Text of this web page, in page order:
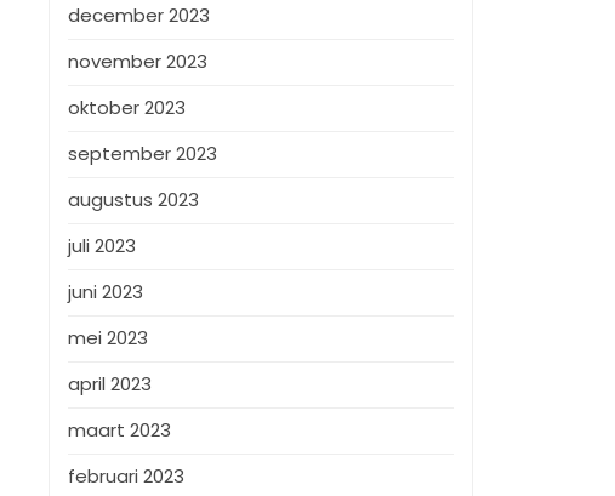
december 2023
november 2023
oktober 2023
september 2023
augustus 2023
juli 2023
juni 2023
mei 2023
april 2023
maart 2023
februari 2023